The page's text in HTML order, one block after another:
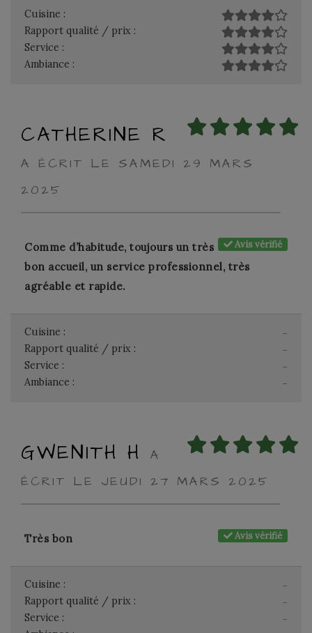
Cuisine :
Rapport qualité / prix :
Service :
Ambiance :
CATHERINE R
A ÉCRIT LE SAMEDI 29 MARS
2025
Avis vérifié
Comme d’habitude, toujours un très
bon accueil, un service professionnel, très
agréable et rapide.
-
Cuisine :
-
Rapport qualité / prix :
-
Service :
-
Ambiance :
GWENITH H
A
ÉCRIT LE JEUDI 27 MARS 2025
Avis vérifié
Très bon
-
Cuisine :
-
Rapport qualité / prix :
-
Service :